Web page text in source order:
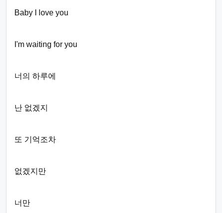
Baby I love you
I'm waiting for you
너의 하루에
난 없겠지
또 기억조차
없겠지만
너만